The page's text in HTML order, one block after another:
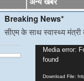
News*
साथ स्वास्थ्य मंत्री की
Video
Player
Media error:
found
Download File: